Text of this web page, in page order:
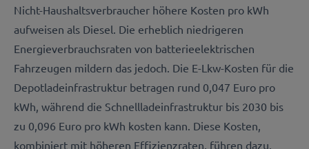
Nicht-Haushaltsverbraucher höhere Kosten pro kWh
aufweisen als Diesel. Die erheblich niedrigeren
Energieverbrauchsraten von batterieelektrischen
Fahrzeugen mildern das jedoch. Die E-Lkw-Kosten für die
Depotladeinfrastruktur betragen rund 0,047 Euro pro
kWh, während die Schnellladeinfrastruktur bis 2030 bis
zu 0,096 Euro pro kWh kosten kann. Diese Kosten,
kombiniert mit höheren Effizienzraten, führen dazu,